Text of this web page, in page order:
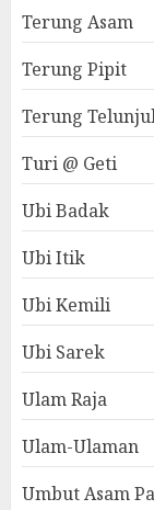
Terung Asam
Terung Pipit
Terung
Turi @ Geti
Ubi Badak
Ubi Itik
Ubi Kemili
Ubi Sarek
Ulam Raja
Ulam-Ulaman
Umbut Asam